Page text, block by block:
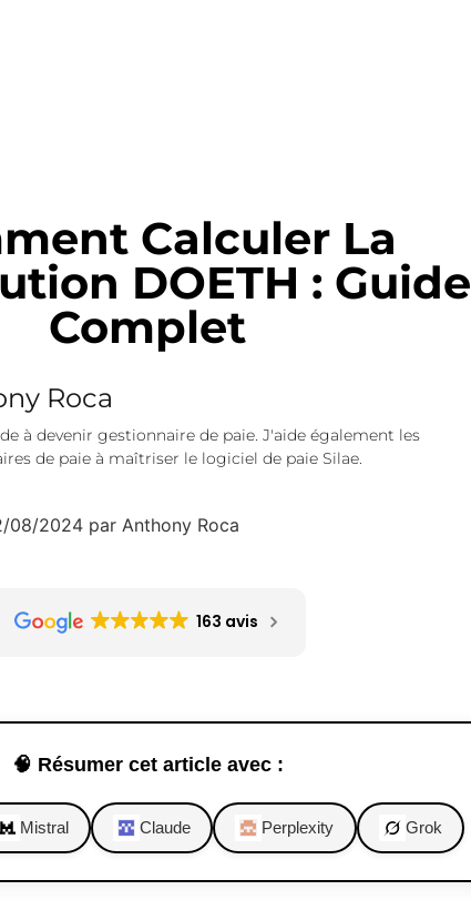
Calculer La
DOETH : Guide
Complet
Roca
à devenir gestionnaire de paie. J'aide également les
de paie à maîtriser le logiciel de paie Silae.
08/2024 par Anthony Roca
163 avis
🧠 Résumer cet article avec :
Mistral Claude Perplexity Grok